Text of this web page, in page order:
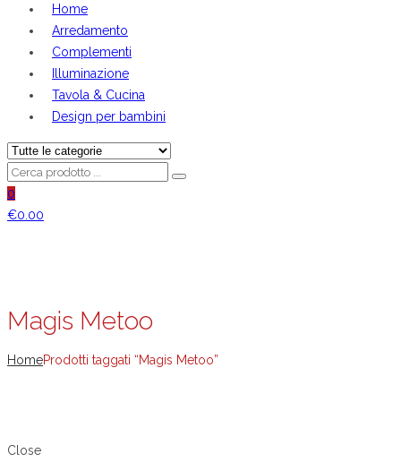
Home
Arredamento
Complementi
Illuminazione
Tavola & Cucina
Design per bambini
0
€0.00
Magis Metoo
HomeProdotti taggati “Magis Metoo”
Close